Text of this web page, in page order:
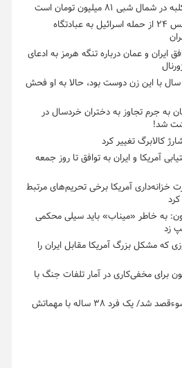
شبی ۸۱ میلیون تومان است
گزارش فرانس ۲۴ از حمله اسرائیل به عبادتگاه
ایران و عمان درباره تنگه هرمز به ادعای
با این زن دوست بود، حالا به او فحش
به جرم تجاوز به دختران خردسال در
شد!
کالابرگ تغییر کرد
آمریکا و ایران به توافق تا روز جمعه
خزانه‌داری آمریکا برخی تحریم‌های مرتبط
کرد
به خاطر «میناب» باید سیلی محکمی
زد
که مشکل بزرگ آمریکا مقابل ایران را
برای مخفی‌کاری در آمار تلفات جنگ با
به ترامپ سوءقصد شد/ یک فرد ۳۸ ساله با مهماتش